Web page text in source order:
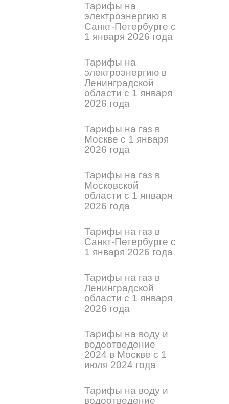
Тарифы на
электроэнергию в
Санкт-Петербурге с
1 января 2026 года
Тарифы на
электроэнергию в
Ленинградской
области с 1 января
2026 года
Тарифы на газ в
Москве с 1 января
2026 года
Тарифы на газ в
Московской
области с 1 января
2026 года
Тарифы на газ в
Санкт-Петербурге с
1 января 2026 года
Тарифы на газ в
Ленинградской
области с 1 января
2026 года
Тарифы на воду и
водоотведение
2024 в Москве с 1
июля 2024 года
Тарифы на воду и
водоотведение